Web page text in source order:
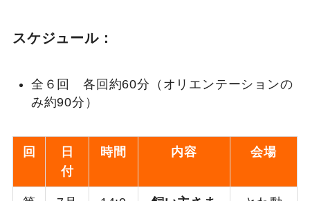
スケジュール：
全６回 各回約60分（オリエンテーションの
み約90分）
回
日
付
時間 内容 会場